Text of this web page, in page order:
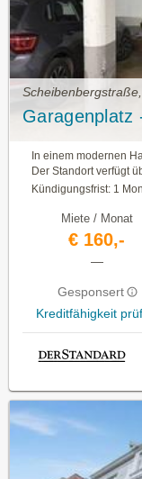
Garagenplatz
In einem modernen
Der Standort verfügt
Kündigungsfrist: 1
Miete / Monat
€ 160,-
—
Gesponsert
Kreditfähigkeit